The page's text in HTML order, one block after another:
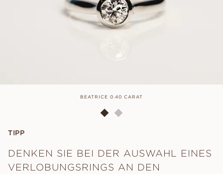
BEATRICE 0.40 CARAT
TIPP
DENKEN SIE BEI DER AUSWAHL EINES
VERLOBUNGSRINGS AN DEN